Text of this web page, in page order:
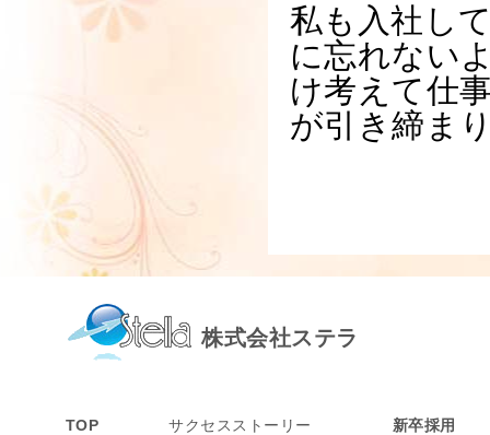
私も入社し
に忘れない
け考えて仕
が引き締ま
株式会社ステラ
TOP
サクセスストーリー
新卒採用